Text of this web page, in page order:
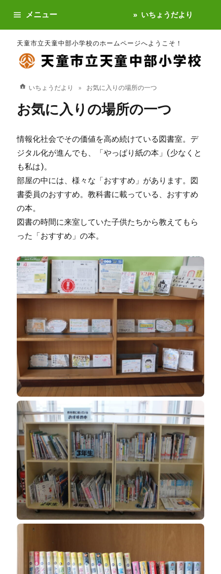
天童市立天童中部小学校のホームページへようこそ！
メニュー いちょうだより
いちょうだより お気に入りの場所の一つ
お気に入りの場所の一つ
情報化社会でその価値を高め続けている図書室。デ
ジタル化が進んでも、「やっぱり紙の本」(少なくと
も私は)。
部屋の中には、様々な「おすすめ」があります。図
書委員のおすすめ。教科書に載っている、おすすめ
の本。
図書の時間に来室していた子供たちから教えてもら
った「おすすめ」の本。